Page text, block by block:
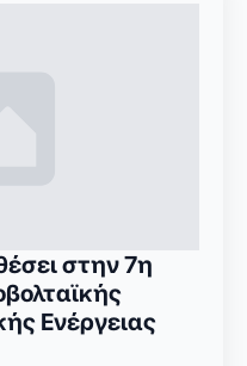
στην 7η
Ενέργειας